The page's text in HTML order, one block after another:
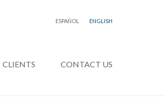
ESPAÑOL ENGLISH
CLIENTS CONTACT US